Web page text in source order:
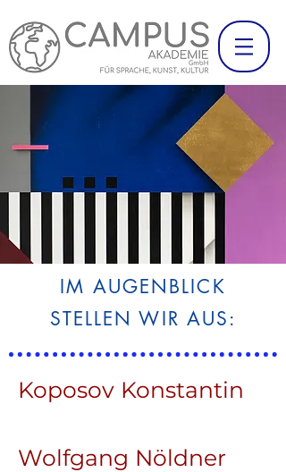
IM AUGENBLICK
STELLEN WIR AUS:
Koposov Konstantin
Wolfgang Nöldner